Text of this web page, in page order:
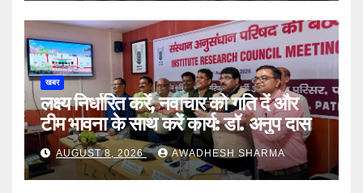
खबर
लक्ष्य निर्धारित करें, नवाचार को गति दें और
टीम भावना के साथ करें कार्य: डॉ. अनुप दास
AUGUST 8, 2026 AWADHESH SHARMA